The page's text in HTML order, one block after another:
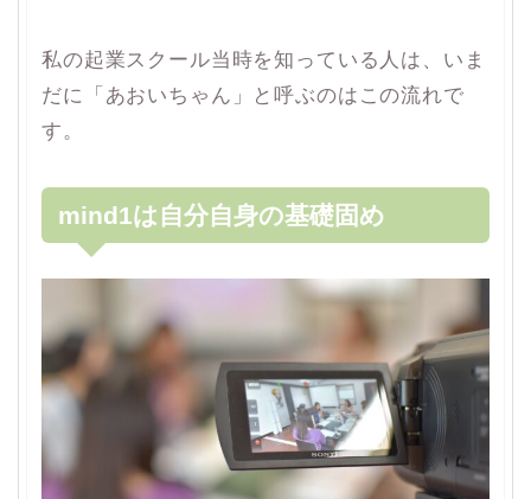
私の起業スクール当時を知っている人は、いま
だに「あおいちゃん」と呼ぶのはこの流れで
す。
mind1は自分自身の基礎固め